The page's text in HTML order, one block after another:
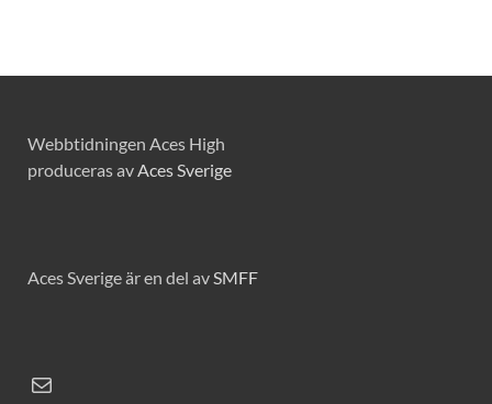
Webbtidningen Aces High
produceras avAces Sverige
Aces Sverige är en del avSMFF